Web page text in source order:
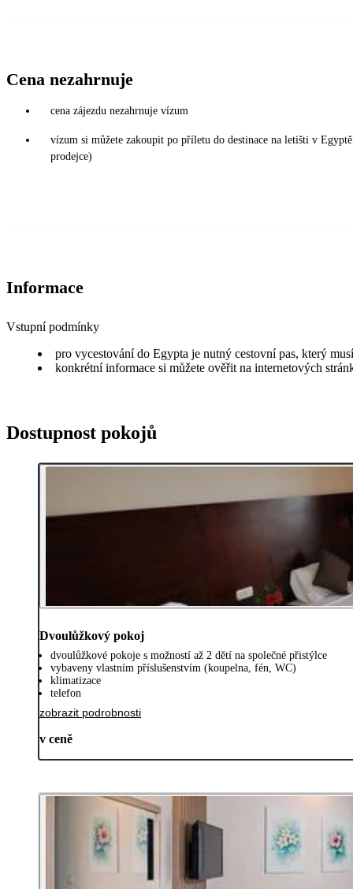
Cena nezahrnuje
cena zájezdu nezahrnuje vízum
vízum si můžete zakoupit po příletu do destinace na letišti v
prodejce)
Informace
Vstupní podmínky
pro vycestování do Egypta je nutný cestovní pas, který
konkrétní informace si můžete ověřit na internetových
Dostupnost pokojů
Dvoulůžkový pokoj
dvoulůžkové pokoje s možností až 2 dětí na společné přistýlce
vybaveny vlastním příslušenstvím (koupelna, fén, WC)
klimatizace
telefon
zobrazit podrobnosti
v ceně